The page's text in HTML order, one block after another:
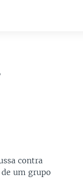
contra
um grupo